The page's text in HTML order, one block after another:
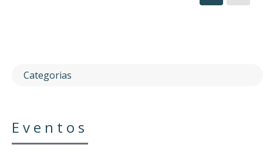
Categorias
Eventos